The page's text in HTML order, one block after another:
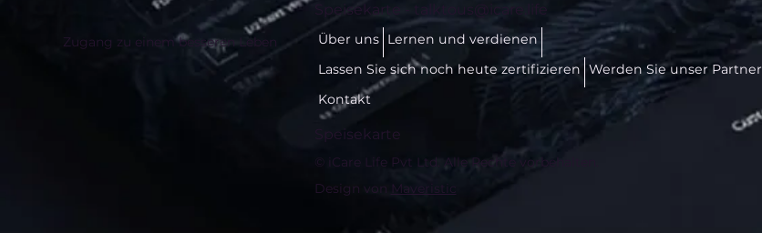
Zugang zu einem besseren Leben
Speisekarte -
Über uns Lernen und verdienen
Lassen Sie sich noch heute zertifizieren Werden Sie unser Partner
Kontakt
Speisekarte
© iCare Life Pvt Ltd. Alle Rechte vorbehalten.
Design von Maveristic